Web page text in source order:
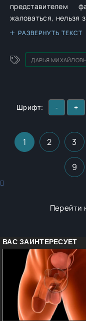
представителем
жаловаться, нельзя
справиться с
гибели моей
превращает мою
даже если это
РАЗВЕРНУТЬ ТЕКСТ
ДАРЬЯ
Шрифт: - +
1 2 3
9
Перейти